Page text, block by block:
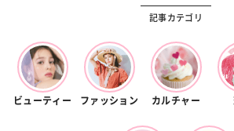
記事カテゴリ
ビューティー ファッション カルチャー